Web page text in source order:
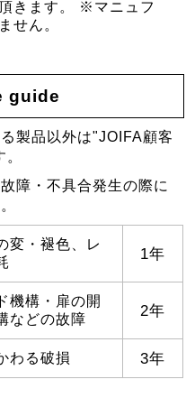
きます。 ※マニュフ
せん。
guide
製品以外は"JOIFA顧客
障・不具合発生の際に
変・褪色、レ
1年
機構・扉の開
などの故障
2年
わる破損 3年